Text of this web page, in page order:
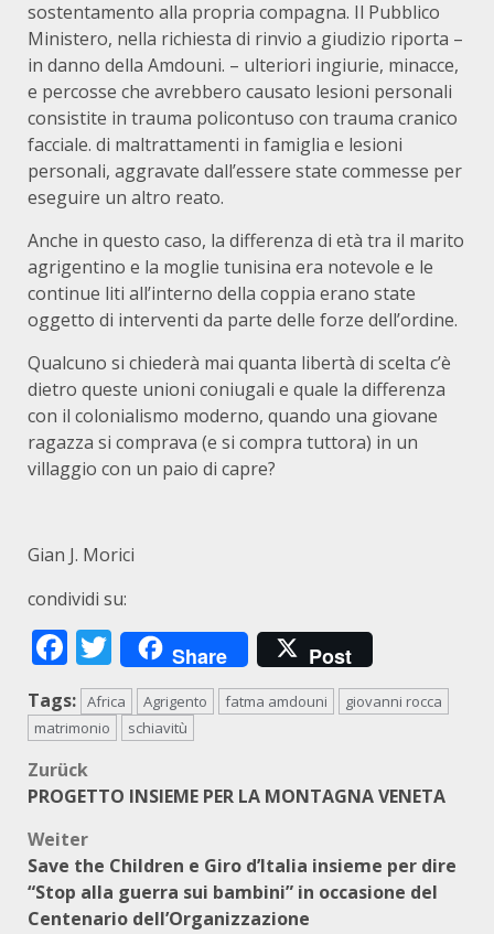
sostentamento alla propria compagna. Il Pubblico
Ministero, nella richiesta di rinvio a giudizio riporta –
in danno della Amdouni. – ulteriori ingiurie, minacce,
e percosse che avrebbero causato lesioni personali
consistite in trauma policontuso con trauma cranico
facciale. di maltrattamenti in famiglia e lesioni
personali, aggravate dall’essere state commesse per
eseguire un altro reato.
Anche in questo caso, la differenza di età tra il marito
agrigentino e la moglie tunisina era notevole e le
continue liti all’interno della coppia erano state
oggetto di interventi da parte delle forze dell’ordine.
Qualcuno si chiederà mai quanta libertà di scelta c’è
dietro queste unioni coniugali e quale la differenza
con il colonialismo moderno, quando una giovane
ragazza si comprava (e si compra tuttora) in un
villaggio con un paio di capre?
Gian J. Morici
condividi su:
Facebook
Twitter
Share Post
Tags: Africa Agrigento fatma amdouni
giovanni rocca
matrimonio
schiavitù
Beitragsnavigation
Zurück
PROGETTO INSIEME PER LA MONTAGNA VENETA
Weiter
Save the Children e Giro d’Italia insieme per dire
“Stop alla guerra sui bambini” in occasione del
Centenario dell’Organizzazione